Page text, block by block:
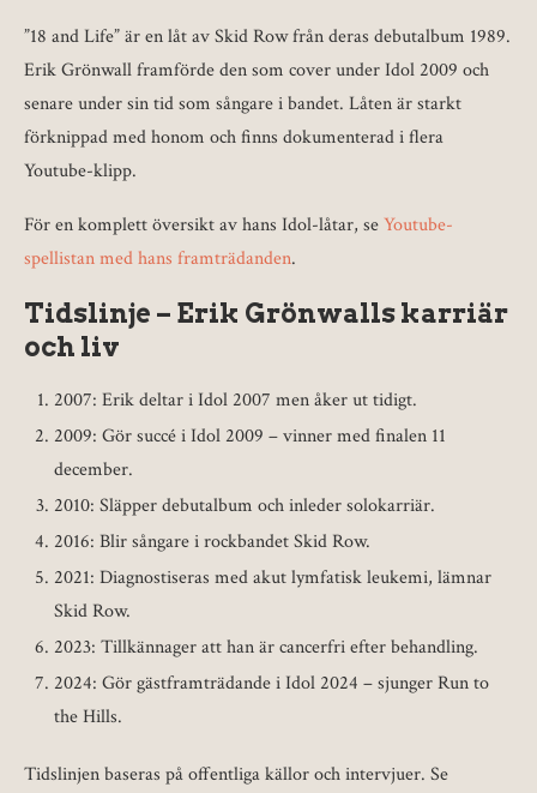
”18 and Life” är en låt av Skid Row från deras debutalbum 1989.
Erik Grönwall framförde den som cover under Idol 2009 och
senare under sin tid som sångare i bandet. Låten är starkt
förknippad med honom och finns dokumenterad i flera
Youtube-klipp.
För en komplett översikt av hans Idol-låtar, seYoutube-
spellistan med hans framträdanden.
Tidslinje – Erik Grönwalls karriär
och liv
2007: Erik deltar i Idol 2007 men åker ut tidigt.
2009: Gör succé i Idol 2009 – vinner med finalen 11
december.
2010: Släpper debutalbum och inleder solokarriär.
2016: Blir sångare i rockbandet Skid Row.
2021: Diagnostiseras med akut lymfatisk leukemi, lämnar
Skid Row.
2023: Tillkännager att han är cancerfri efter behandling.
2024: Gör gästframträdande i Idol 2024 – sjunger Run to
the Hills.
Tidslinjen baseras på offentliga källor och intervjuer. Se